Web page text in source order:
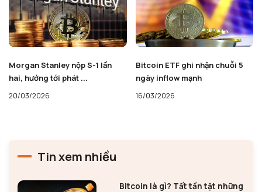
Bitcoin ETF ghi nhận chuỗi 5
ngày inflow mạnh
16/03/2026
Bitcoin ETF đảo chiều hút vốn
khi ETH, XRP và ...
10/03/2026
Tin xem nhiều
Bitcoin là gì? Tất tần tật những